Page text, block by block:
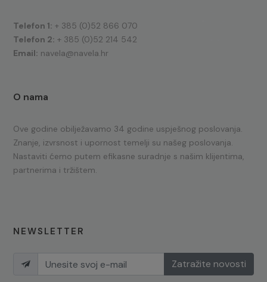
Telefon 1: + 385 (0)52 866 070
Telefon 2: + 385 (0)52 214 542
Email: navela@navela.hr
O nama
Ove godine obilježavamo 34 godine uspješnog poslovanja.
Znanje, izvrsnost i upornost temelji su našeg poslovanja.
Nastaviti ćemo putem efikasne suradnje s našim klijentima,
partnerima i tržištem.
NEWSLETTER
Zatražite novosti